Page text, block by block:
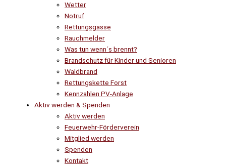
Wetter
Notruf
Rettungsgasse
Rauchmelder
Was tun wenn´s brennt?
Brandschutz für Kinder und Senioren
Waldbrand
Rettungskette Forst
Kennzahlen PV-Anlage
Aktiv werden & Spenden
Aktiv werden
Feuerwehr-Förderverein
Mitglied werden
Spenden
Kontakt